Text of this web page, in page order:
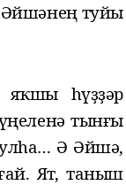
Әйшәнең туйы
яҡшы һүҙҙәр
тынғы
Ә Әйшә,
Ят, таныш